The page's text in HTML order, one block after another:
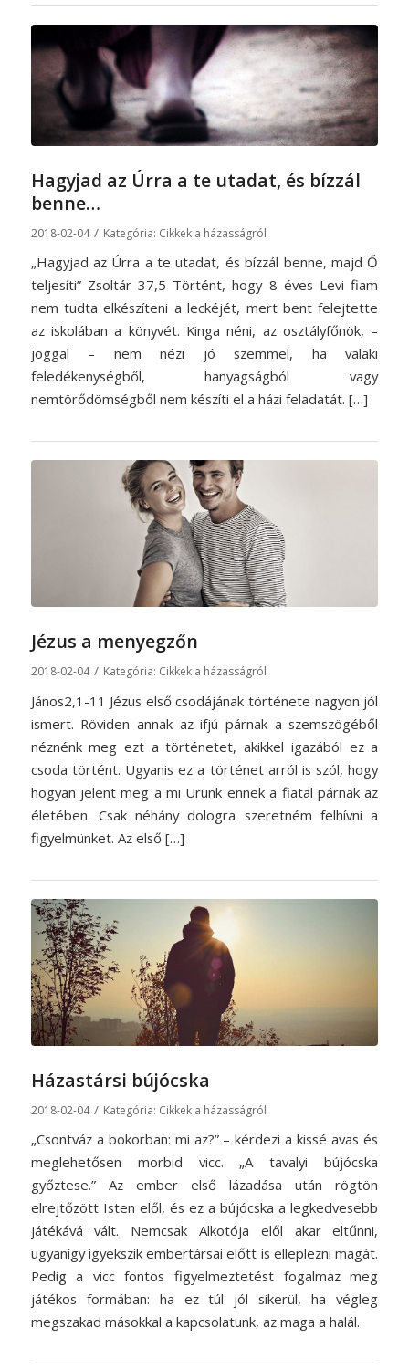
Hagyjad az Úrra a te utadat, és bízzál
benne…
2018-02-04 / Kategória: Cikkek a házasságról
„Hagyjad az Úrra a te utadat, és bízzál benne, majd Ő
teljesíti” Zsoltár 37,5 Történt, hogy 8 éves Levi fiam
nem tudta elkészíteni a leckéjét, mert bent felejtette
az iskolában a könyvét. Kinga néni, az osztályfőnök, –
joggal – nem nézi jó szemmel, ha valaki
feledékenységből, hanyagságból vagy
nemtörődömségből nem készíti el a házi feladatát. […]
Jézus a menyegzőn
2018-02-04 / Kategória: Cikkek a házasságról
János2,1-11 Jézus első csodájának története nagyon jól
ismert. Röviden annak az ifjú párnak a szemszögéből
néznénk meg ezt a történetet, akikkel igazából ez a
csoda történt. Ugyanis ez a történet arról is szól, hogy
hogyan jelent meg a mi Urunk ennek a fiatal párnak az
életében. Csak néhány dologra szeretném felhívni a
figyelmünket. Az első […]
Házastársi bújócska
2018-02-04 / Kategória: Cikkek a házasságról
„Csontváz a bokorban: mi az?” – kérdezi a kissé avas és
meglehetősen morbid vicc. „A tavalyi bújócska
győztese.” Az ember első lázadása után rögtön
elrejtőzött Isten elől, és ez a bújócska a legkedvesebb
játékává vált. Nemcsak Alkotója elől akar eltűnni,
ugyanígy igyekszik embertársai előtt is elleplezni magát.
Pedig a vicc fontos figyelmeztetést fogalmaz meg
játékos formában: ha ez túl jól sikerül, ha végleg
megszakad másokkal a kapcsolatunk, az maga a halál.